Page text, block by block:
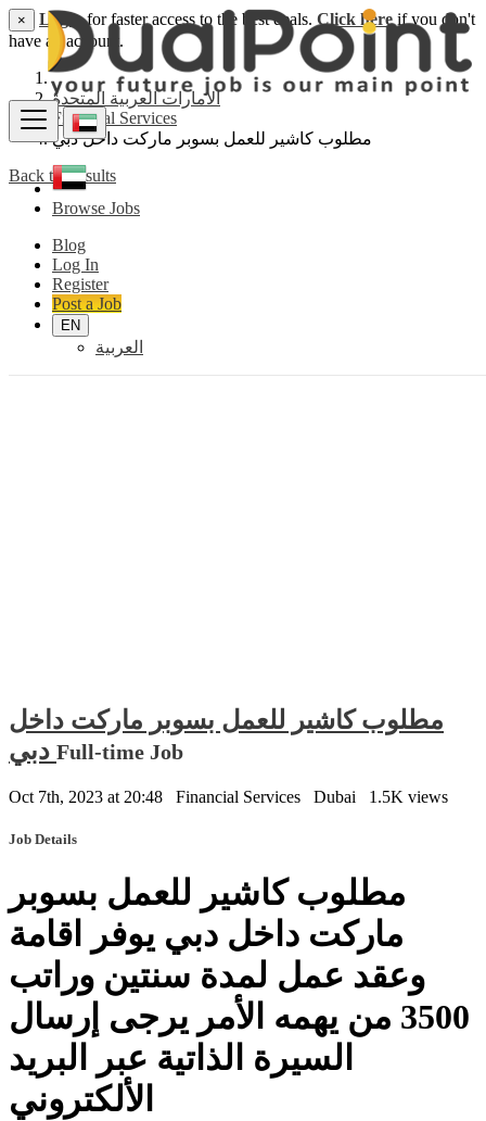
Browse Jobs
Blog
Log In
Register
Post a Job
EN
العربية
× Loginfor faster access to the best deals. Click hereif you don't
have an account.
الامارات العربية المتحدة
Financial Services
مطلوب كاشير للعمل بسوبر ماركت داخل دبي
Back to Results
مطلوب كاشير للعمل بسوبر ماركت داخل
Full-time Job
Oct 7th, 2023 at 20:48 Financial Services Dubai 1.5K views
Job Details
مطلوب كاشير للعمل بسوبر
ماركت داخل دبي يوفر اقامة
وعقد عمل لمدة سنتين وراتب
3500 من يهمه الأمر يرجى إرسال
السيرة الذاتية عبر البريد
الألكتروني